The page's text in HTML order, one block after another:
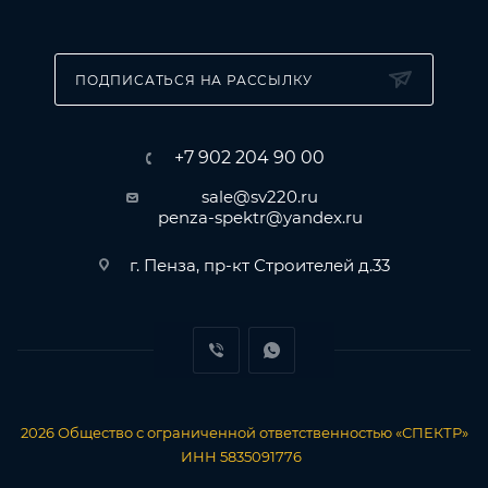
ПОДПИСАТЬСЯ НА РАССЫЛКУ
+7 902 204 90 00
sale@sv220.ru
penza-spektr@yandex.ru
г. Пенза, пр-кт Строителей д.33
2026 Общество с ограниченной ответственностью «СПЕКТР»
ИНН 5835091776